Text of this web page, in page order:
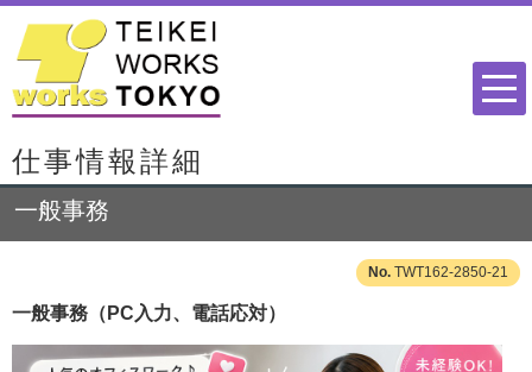
仕事情報詳細
一般事務
TWT162-2850-21
一般事務（PC入力、電話応対）